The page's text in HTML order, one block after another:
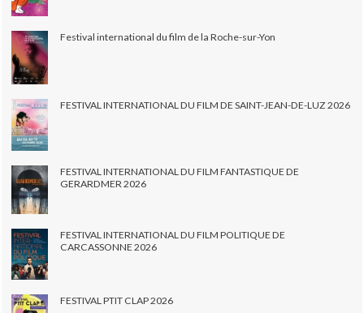
Festival international du film de la Roche-sur-Yon
FESTIVAL INTERNATIONAL DU FILM DE SAINT-JEAN-DE-LUZ 2026
FESTIVAL INTERNATIONAL DU FILM FANTASTIQUE DE
GERARDMER 2026
FESTIVAL INTERNATIONAL DU FILM POLITIQUE DE
CARCASSONNE 2026
FESTIVAL PTIT CLAP 2026